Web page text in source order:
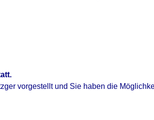
vorgestellt und Sie haben die